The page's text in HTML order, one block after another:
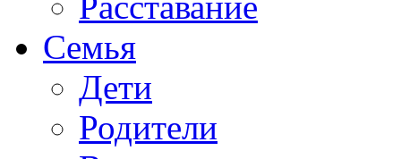
Семья
Дети
Родители